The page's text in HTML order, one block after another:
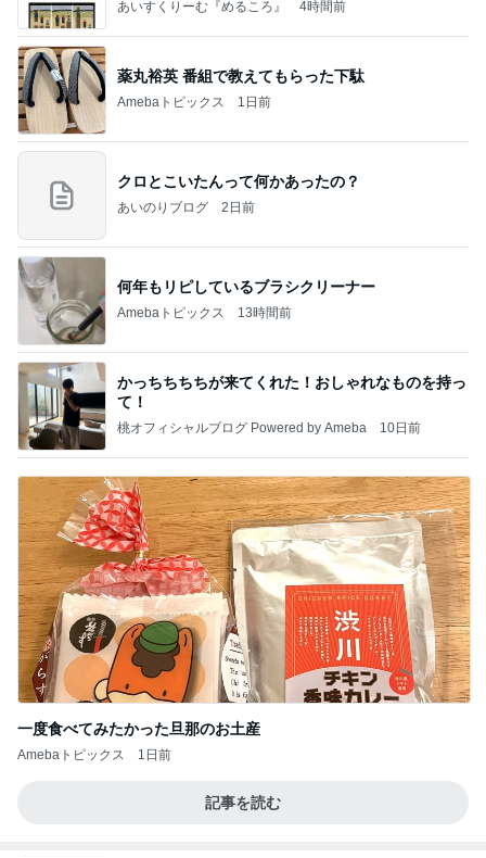
あいすくりーむ『めるころ』 4時間前
薬丸裕英 番組で教えてもらった下駄
Amebaトピックス 1日前
クロとこいたんって何かあったの？
あいのりブログ 2日前
何年もリピしているブラシクリーナー
Amebaトピックス 13時間前
かっちちちちが来てくれた！おしゃれなものを持っ
て！
桃オフィシャルブログ Powered by Ameba 10日前
一度食べてみたかった旦那のお土産
Amebaトピックス 1日前
記事を読む